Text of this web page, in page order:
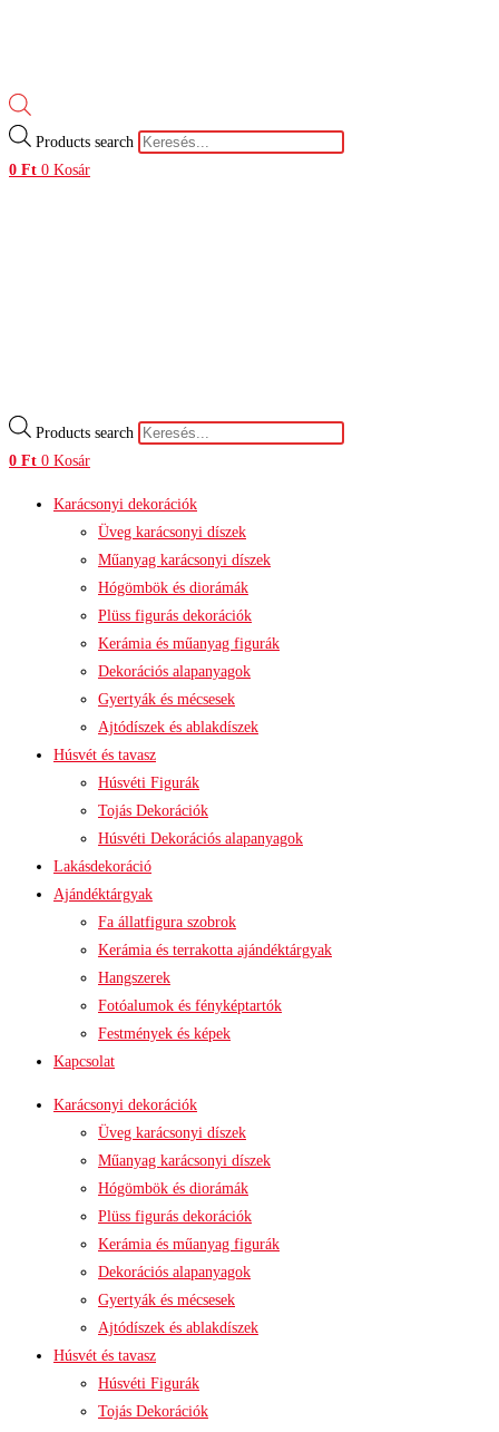
Products search
0 Ft 0 Kosár
Products search
0 Ft 0 Kosár
Karácsonyi dekorációk
Üveg karácsonyi díszek
Műanyag karácsonyi díszek
Hógömbök és diorámák
Plüss figurás dekorációk
Kerámia és műanyag figurák
Dekorációs alapanyagok
Gyertyák és mécsesek
Ajtódíszek és ablakdíszek
Húsvét és tavasz
Húsvéti Figurák
Tojás Dekorációk
Húsvéti Dekorációs alapanyagok
Lakásdekoráció
Ajándéktárgyak
Fa állatfigura szobrok
Kerámia és terrakotta ajándéktárgyak
Hangszerek
Fotóalumok és fényképtartók
Festmények és képek
Kapcsolat
Karácsonyi dekorációk
Üveg karácsonyi díszek
Műanyag karácsonyi díszek
Hógömbök és diorámák
Plüss figurás dekorációk
Kerámia és műanyag figurák
Dekorációs alapanyagok
Gyertyák és mécsesek
Ajtódíszek és ablakdíszek
Húsvét és tavasz
Húsvéti Figurák
Tojás Dekorációk